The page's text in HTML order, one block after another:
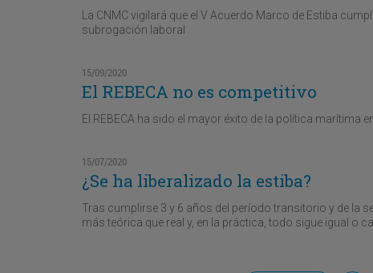
La CNMC vigilará que el V Acuerdo Marco de Estiba
subrogación laboral
15/09/2020
El REBECA no es competitivo
El REBECA ha sido el mayor éxito de la política marítima
15/07/2020
¿Se ha liberalizado la estiba?
Tras cumplirse 3 y 6 años del período transitorio y de la
más teórica que real y, en la práctica, todo sigue igual o